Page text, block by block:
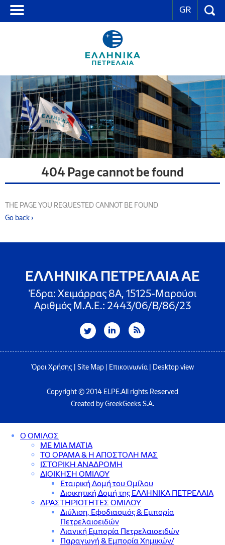
GR
404 Page cannot be found
THE PAGE YOU REQUESTED CANNOT BE FOUND
Go back ›
ΕΛΛΗΝΙΚΑ ΠΕΤΡΕΛΑΙΑ ΑΕ
Έδρα: Χειμάρρας 8A, 15125-Μαρούσι
Αριθμός Μ.Α.Ε.: 2443/06/Β/86/23
Όροι Χρήσης Site Map Επικοινωνία| Desktop view
Copyright © 2014 ELPE.All rights Reserved
Created by GreekGeeks S.A.
Ο ΟΜΙΛΟΣ
ΜΕ ΜΙΑ ΜΑΤΙΑ
ΤΟ ΟΡΑΜΑ & Η ΑΠΟΣΤΟΛΗ ΜΑΣ
ΙΣΤΟΡΙΚΗ ΑΝΑΔΡΟΜΗ
ΔΙΟΙΚΗΣΗ ΟΜΙΛΟΥ
Εταιρική Δομή του Ομίλου
Διοικητική Δομή της ΕΛΛΗΝΙΚΑ ΠΕΤΡΕΛΑΙΑ
ΔΡΑΣΤΗΡΙΟΤΗΤΕΣ ΟΜΙΛΟΥ
Διύλιση, Εφοδιασμός & Εμπορία
Πετρελαιοειδών
Λιανική Εμπορία Πετρελαιοειδών
Παραγωγή & Εμπορία Χημικών/